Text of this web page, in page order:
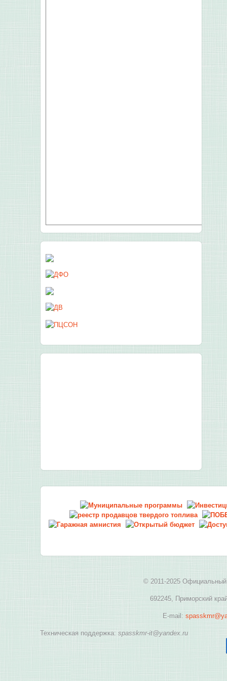
© 2011-2025 Официальный
692245, Приморский
E-mail:
Техническая поддержка: spasskmr-it@yandex.ru